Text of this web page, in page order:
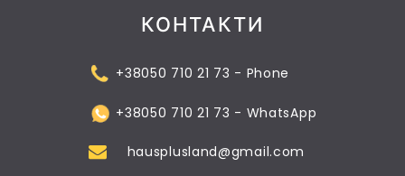
КОНТАКТИ
+38050 710 21 73 - Phone
+38050 710 21 73 - WhatsApp
hausplusland@gmail.com